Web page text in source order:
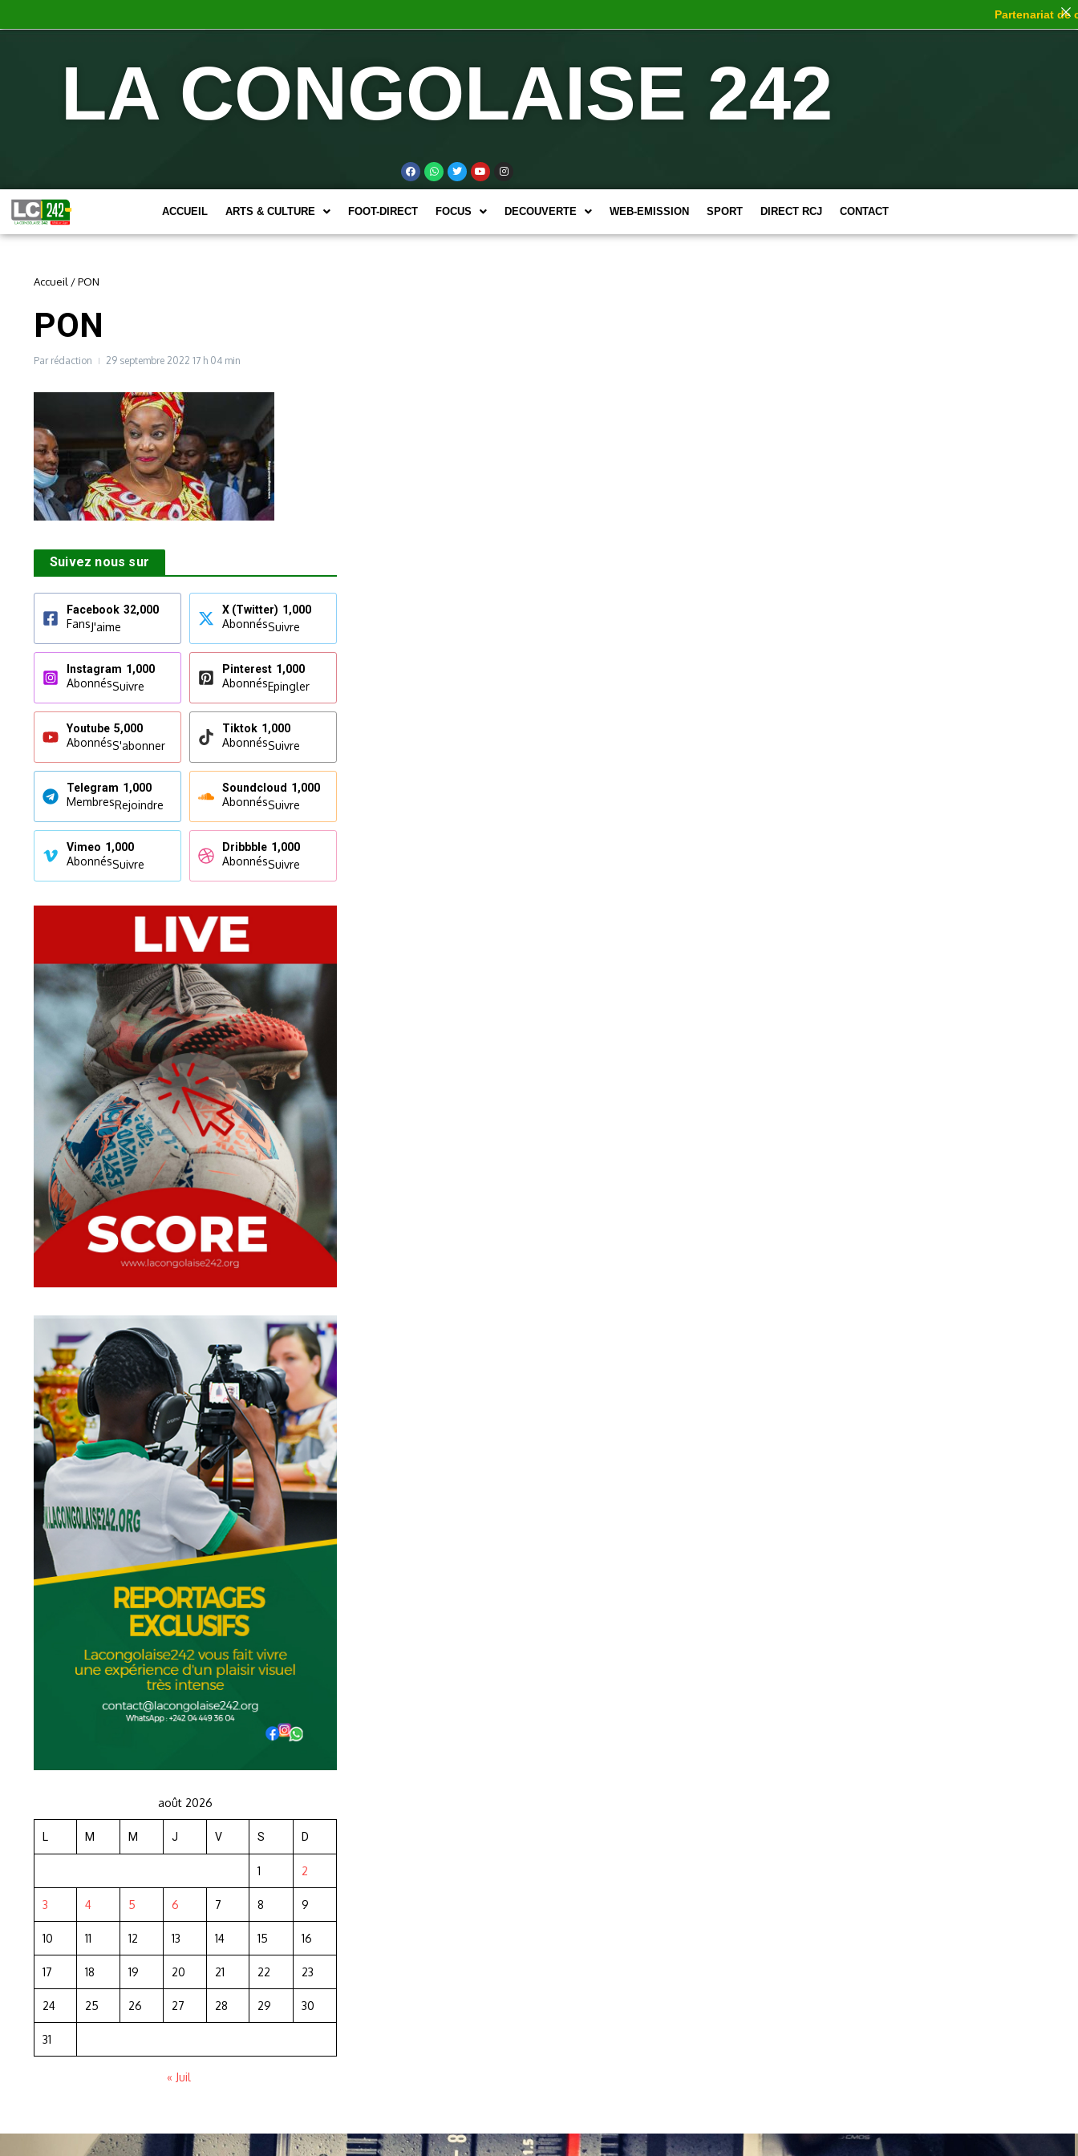
LA CONGOLAISE 242
ACCUEIL ARTS & CULTURE FOOT-DIRECT FOCUS DECOUVERTE WEB-EMISSION SPORT DIRECT RCJ CONTACT
Accueil /PON
PON
Par rédaction 29 septembre 2022 17 h 04 min
Suivez nous sur
Facebook 32,000
FansJ'aime
X (Twitter) 1,000
AbonnésSuivre
Instagram 1,000
AbonnésSuivre
Pinterest 1,000
AbonnésEpingler
Youtube 5,000
AbonnésS'abonner
Tiktok 1,000
AbonnésSuivre
Telegram 1,000
MembresRejoindre
Soundcloud 1,000
AbonnésSuivre
Vimeo 1,000
AbonnésSuivre
Dribbble 1,000
AbonnésSuivre
août 2026
L M M J V S D
1 2
3 4 5 6 7 8 9
10 11 12 13 14 15 16
17 18 19 20 21 22 23
24 25 26 27 28 29 30
31
« Juil
Partenariat de